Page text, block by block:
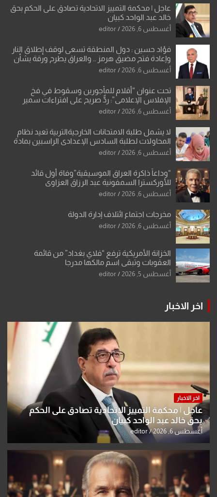
عاجل | محكمة التمييز الاتحادية تصادق على الحكم بحق
خالد عبد الواحد كبيان
أغسطس 6, 2026 editor
فؤاد حسين : دول المنطقة تسعى لوقف إطلاق النار
وإعادة فتح مضيق هرمز .. والعراق يطرح ورقة بشأن
تحولات القدس
أغسطس 6, 2026 editor
تحت عنوان “أقلام للمأجورين وسقوط في فخ
الإفلاس الإعلامي”: ردٌّ صريح على افتراءات سمير
الشكرجي
أغسطس 6, 2026 editor
لا يشمل طلبة الامتحانات الخارجيةالتربية تعيد نظام
المحاولات لطلبة السادس الإعدادي الراسبين بمادة
أو مادتين
أغسطس 6, 2026 editor
“وداعاً ذاكرة العراق الموسيقية”وفاة أول قائد
للأوركسترا السمفونية عبد الرزاق العزاوي
أغسطس 6, 2026 editor
مخرجات اجتماع ائتلاف إدارة الدولة
أغسطس 6, 2026 editor
الخزانة الأمريكية ترفع “فلاي بغداد” من قائمة
العقوبات وتبقي اسم مالكها مدرجا
أغسطس 5, 2026 editor
اخر الاخبار
اخر الاخبار
عاجل | محكمة التمييز الاتحادية تصادق على الحكم
بحق خالد عبد الواحد كبيان
أغسطس 6, 2026 editor